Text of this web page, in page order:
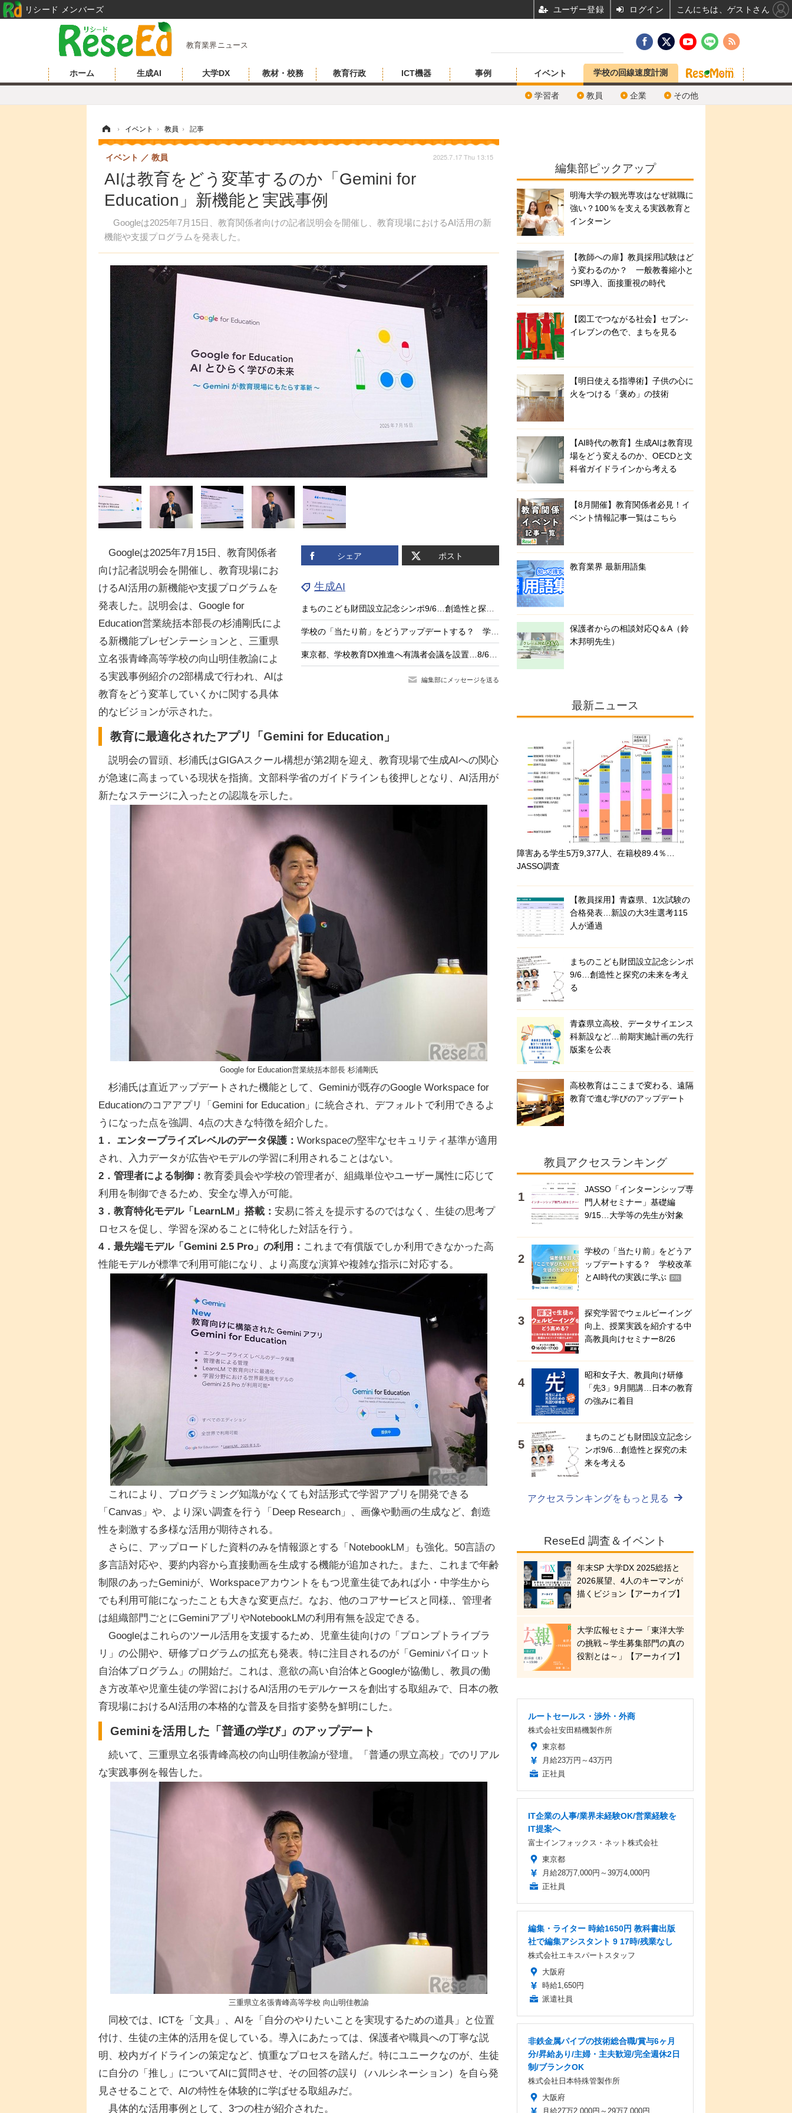
教育業界ニュース
ホーム 生成AI 大学DX 教材・校務 教育行政 ICT機器 事例 イベント
学習者 教員 企業 その他
学校の回線速度計測
› イベント › 教員 › 記事
AIは教育をどう変革するのか「Gemini for
Education」新機能と実践事例
Googleは2025年7月15日、教育関係者向けの記者説明会を開催し、教育現場におけるAI活用の新
機能や支援プログラムを発表した。
イベント 教員 2025.7.17 Thu 13:15
シェア ポスト
生成AI
まちのこども財団設立記念シンポ9/6…創造性と探究の未来を考える
学校の「当たり前」をどうアップデートする？ 学校改革とAI時代の実践に学ぶ
東京都、学校教育DX推進へ有識者会議を設置…8/6初会合
編集部にメッセージを送る
Googleは2025年7月15日、教育関係者
向け記者説明会を開催し、教育現場にお
けるAI活用の新機能や支援プログラムを
発表した。説明会は、Google for
Education営業統括本部長の杉浦剛氏によ
る新機能プレゼンテーションと、三重県
立名張青峰高等学校の向山明佳教諭によ
る実践事例紹介の2部構成で行われ、AIは
教育をどう変革していくかに関する具体
的なビジョンが示された。
教育に最適化されたアプリ「Gemini for Education」
説明会の冒頭、杉浦氏はGIGAスクール構想が第2期を迎え、教育現場で生成AIへの関心
が急速に高まっている現状を指摘。文部科学省のガイドラインも後押しとなり、AI活用が
新たなステージに入ったとの認識を示した。
Google for Education営業統括本部長 杉浦剛氏
杉浦氏は直近アップデートされた機能として、Geminiが既存のGoogle Workspace for
Educationのコアアプリ「Gemini for Education」に統合され、デフォルトで利用できるよ
うになった点を強調、4点の大きな特徴を紹介した。
1． エンタープライズレベルのデータ保護： Workspaceの堅牢なセキュリティ基準が適用
され、入力データが広告やモデルの学習に利用されることはない。
2．管理者による制御： 教育委員会や学校の管理者が、組織単位やユーザー属性に応じて
利用を制御できるため、安全な導入が可能。
3．教育特化モデル「LearnLM」搭載： 安易に答えを提示するのではなく、生徒の思考プ
ロセスを促し、学習を深めることに特化した対話を行う。
4．最先端モデル「Gemini 2.5 Pro」の利用： これまで有償版でしか利用できなかった高
性能モデルが標準で利用可能になり、より高度な演算や複雑な指示に対応する。
これにより、プログラミング知識がなくても対話形式で学習アプリを開発できる
「Canvas」や、より深い調査を行う「Deep Research」、画像や動画の生成など、創造
性を刺激する多様な活用が期待される。
さらに、アップロードした資料のみを情報源とする「NotebookLM」も強化。50言語の
多言語対応や、要約内容から直接動画を生成する機能が追加された。また、これまで年齢
制限のあったGeminiが、Workspaceアカウントをもつ児童生徒であれば小・中学生から
でも利用可能になったことも大きな変更点だ。なお、他のコアサービスと同様,、管理者
は組織部門ごとにGeminiアプリやNotebookLMの利用有無を設定できる。
Googleはこれらのツール活用を支援するため、児童生徒向けの「プロンプトライブラ
リ」の公開や、研修プログラムの拡充も発表。特に注目されるのが「Geminiパイロット
自治体プログラム」の開始だ。これは、意欲の高い自治体とGoogleが協働し、教員の働
き方改革や児童生徒の学習におけるAI活用のモデルケースを創出する取組みで、日本の教
育現場におけるAI活用の本格的な普及を目指す姿勢を鮮明にした。
Geminiを活用した「普通の学び」のアップデート
続いて、三重県立名張青峰高校の向山明佳教諭が登壇。「普通の県立高校」でのリアル
な実践事例を報告した。
三重県立名張青峰高等学校 向山明佳教諭
同校では、ICTを「文具」、AIを「自分のやりたいことを実現するための道具」と位置
付け、生徒の主体的活用を促している。導入にあたっては、保護者や職員への丁寧な説
明、校内ガイドラインの策定など、慎重なプロセスを踏んだ。特にユニークなのが、生徒
に自分の「推し」についてAIに質問させ、その回答の誤り（ハルシネーション）を自ら発
見させることで、AIの特性を体験的に学ばせる取組みだ。
具体的な活用事例として、3つの柱が紹介された。
編集部ピックアップ
明海大学の観光専攻はなぜ就職に
強い？100％を支える実践教育と
インターン
【教師への扉】教員採用試験はど
う変わるのか？ 一般教養縮小と
SPI導入、面接重視の時代
【図工でつながる社会】セブン‐
イレブンの色で、まちを見る
【明日使える指導術】子供の心に
火をつける「褒め」の技術
【AI時代の教育】生成AIは教育現
場をどう変えるのか、OECDと文
科省ガイドラインから考える
【8月開催】教育関係者必見！イ
ベント情報記事一覧はこちら
教育業界 最新用語集
保護者からの相談対応Q＆A（鈴
木邦明先生）
最新ニュース
障害ある学生5万9,377人、在籍校89.4％…
JASSO調査
【教員採用】青森県、1次試験の
合格発表…新設の大3生選考115
人が通過
まちのこども財団設立記念シンポ
9/6…創造性と探究の未来を考え
る
青森県立高校、データサイエンス
科新設など…前期実施計画の先行
版案を公表
高校教育はここまで変わる、遠隔
教育で進む学びのアップデート
教員アクセスランキング
JASSO「インターンシップ専
門人材セミナー」基礎編
9/15…大学等の先生が対象
学校の「当たり前」をどうア
ップデートする？ 学校改革
とAI時代の実践に学ぶ
PR
探究学習でウェルビーイング
向上、授業実践を紹介する中
高教員向けセミナー8/26
昭和女子大、教員向け研修
「先3」9月開講…日本の教育
の強みに着目
まちのこども財団設立記念シ
ンポ9/6…創造性と探究の未
来を考える
アクセスランキングをもっと見る
ReseEd 調査＆イベント
年末SP 大学DX 2025総括と
2026展望、4人のキーマンが
描くビジョン【アーカイブ】
大学広報セミナー「東洋大学
の挑戦～学生募集部門の真の
役割とは～」【アーカイブ】
ルートセールス・渉外・外商
株式会社安田精機製作所
東京都
月給23万円～43万円
正社員
IT企業の人事/業界未経験OK/営業経験を
IT提案へ
富士インフォックス・ネット株式会社
東京都
月給28万7,000円～39万4,000円
正社員
編集・ライター 時給1650円 教科書出版
社で編集アシスタント 9 17時/残業なし
株式会社エキスパートスタッフ
大阪府
時給1,650円
派遣社員
非鉄金属パイプの技術総合職/賞与6ヶ月
分/昇給あり/主婦・主夫歓迎/完全週休2日
制/ブランクOK
株式会社日本特殊管製作所
大阪府
月給27万2,000円～29万7,000円
リシード メンバーズ ユーザー登録 ログイン こんにちは、ゲストさん